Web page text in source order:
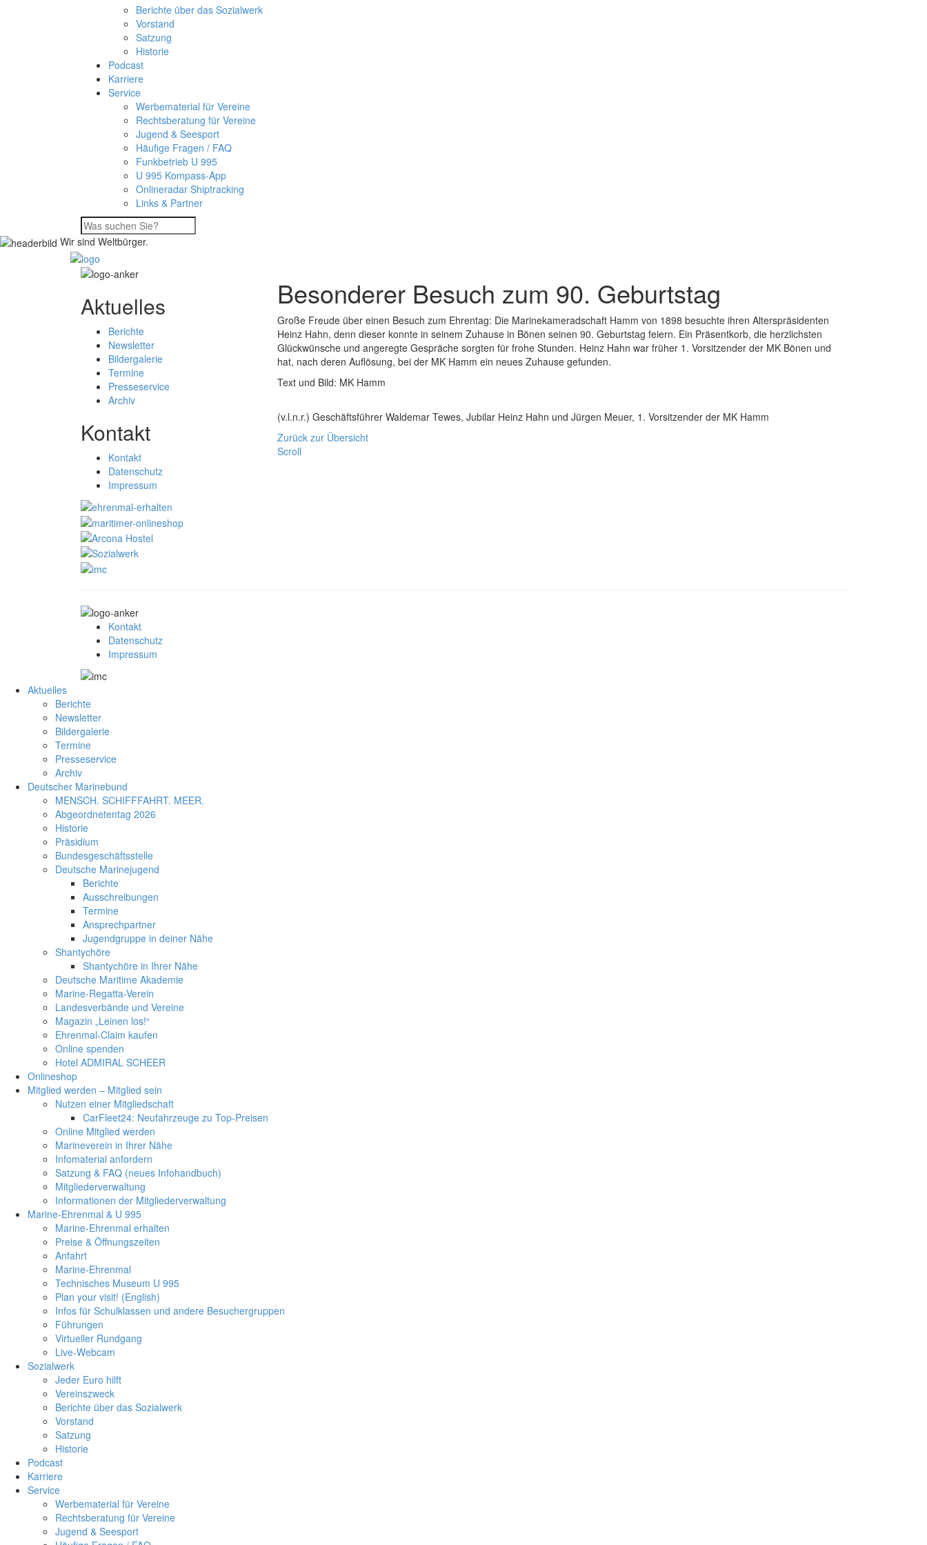
Berichte über das Sozialwerk
Vorstand
Satzung
Historie
Podcast
Karriere
Service
Werbematerial für Vereine
Rechtsberatung für Vereine
Jugend & Seesport
Häufige Fragen / FAQ
Funkbetrieb U 995
U 995 Kompass-App
Onlineradar Shiptracking
Links & Partner
Wir sind Weltbürger.
Aktuelles
Berichte
Newsletter
Bildergalerie
Termine
Presseservice
Archiv
Kontakt
Kontakt
Datenschutz
Impressum
Besonderer Besuch zum 90. Geburtstag
Große Freude über einen Besuch zum Ehrentag: Die Marinekameradschaft Hamm von 1898 besuchte ihren Alterspräsidenten
Heinz Hahn, denn dieser konnte in seinem Zuhause in Bönen seinen 90. Geburtstag feiern. Ein Präsentkorb, die herzlichsten
Glückwünsche und angeregte Gespräche sorgten für frohe Stunden. Heinz Hahn war früher 1. Vorsitzender der MK Bönen und
hat, nach deren Auflösung, bei der MK Hamm ein neues Zuhause gefunden.
Text und Bild: MK Hamm
(v.l.n.r.) Geschäftsführer Waldemar Tewes, Jubilar Heinz Hahn und Jürgen Meuer, 1. Vorsitzender der MK Hamm
Zurück zur Übersicht
Scroll
Kontakt
Datenschutz
Impressum
Aktuelles
Berichte
Newsletter
Bildergalerie
Termine
Presseservice
Archiv
Deutscher Marinebund
MENSCH. SCHIFFFAHRT. MEER.
Abgeordnetentag 2026
Historie
Präsidium
Bundesgeschäftsstelle
Deutsche Marinejugend
Berichte
Ausschreibungen
Termine
Ansprechpartner
Jugendgruppe in deiner Nähe
Shantychöre
Shantychöre in Ihrer Nähe
Deutsche Maritime Akademie
Marine-Regatta-Verein
Landesverbände und Vereine
Magazin „Leinen los!“
Ehrenmal-Claim kaufen
Online spenden
Hotel ADMIRAL SCHEER
Onlineshop
Mitglied werden – Mitglied sein
Nutzen einer Mitgliedschaft
CarFleet24: Neufahrzeuge zu Top-Preisen
Online Mitglied werden
Marineverein in Ihrer Nähe
Infomaterial anfordern
Satzung & FAQ (neues Infohandbuch)
Mitgliederverwaltung
Informationen der Mitgliederverwaltung
Marine-Ehrenmal & U 995
Marine-Ehrenmal erhalten
Preise & Öffnungszeiten
Anfahrt
Marine-Ehrenmal
Technisches Museum U 995
Plan your visit! (English)
Infos für Schulklassen und andere Besuchergruppen
Führungen
Virtueller Rundgang
Live-Webcam
Sozialwerk
Jeder Euro hilft
Vereinszweck
Berichte über das Sozialwerk
Vorstand
Satzung
Historie
Podcast
Karriere
Service
Werbematerial für Vereine
Rechtsberatung für Vereine
Jugend & Seesport